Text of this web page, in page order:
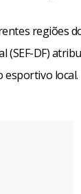
regiões
DF)
esportivo local.